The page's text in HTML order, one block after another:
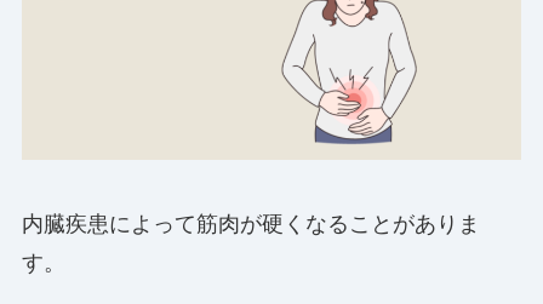
内臓疾患によって筋肉が硬くなることがありま
す。